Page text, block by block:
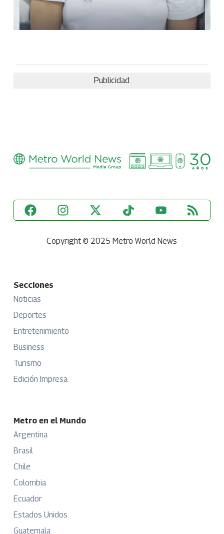
Publicidad
Copyright © 2025 Metro World News
Secciones
Noticias
Deportes
Entretenimiento
Business
Turismo
Edición Impresa
Metro en el Mundo
Argentina
Brasil
Chile
Colombia
Ecuador
Estados Unidos
Guatemala